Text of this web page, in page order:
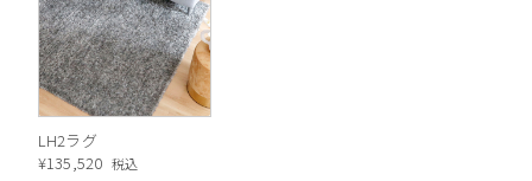
LH2ラグ
¥135,520 税込